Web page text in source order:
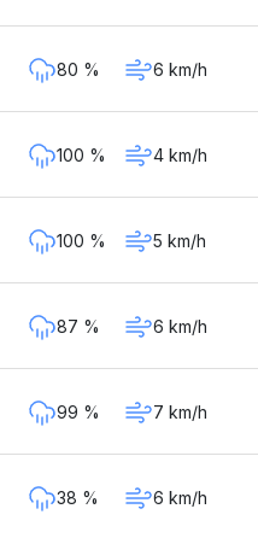
80 % 6 km/h
100 % 4 km/h
100 % 5 km/h
87 % 6 km/h
99 % 7 km/h
38 % 6 km/h